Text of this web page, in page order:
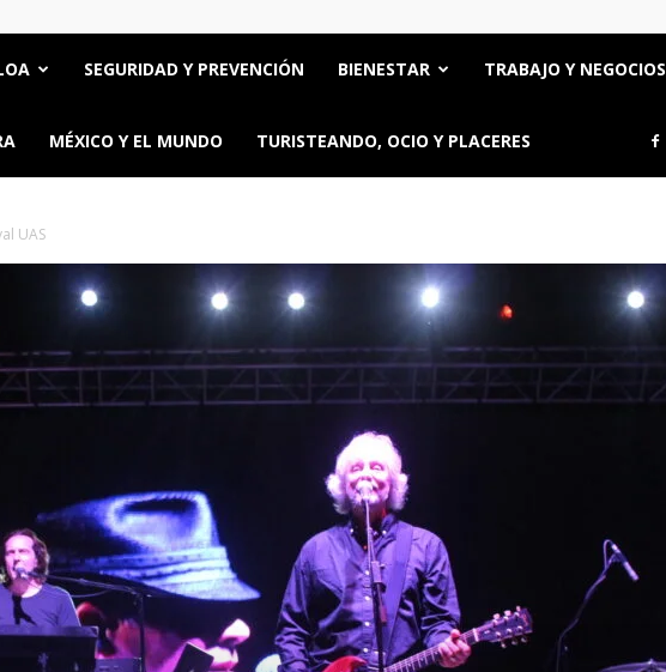
SEGURIDAD Y PREVENCIÓN BIENESTAR TRABAJO Y NEGOCIOS
MÉXICO Y EL MUNDO TURISTEANDO, OCIO Y PLACERES
UAS